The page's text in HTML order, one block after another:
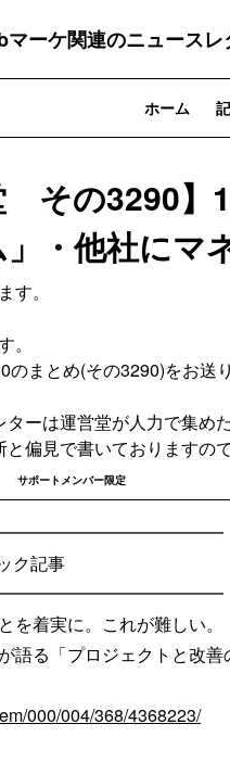
ーケ関連のニュースレ
ホーム
その3290】
」・他社にマ
す。
。
のまとめ(その3290)をお送
ーは運営堂が人力で集め
偏見で書いておりますの
サポートメンバー限定
ク記事
着実に。これが難しい。
語る「プロジェクトと改
000/004/368/4368223/